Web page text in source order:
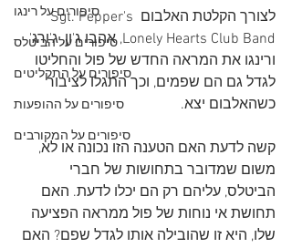
סיפורים על רינגו
סיפורים על הביטלס
סיפורים על התקליטים
סיפורים על ההופעות
סיפורים על המקורבים
לצורך הקלטת האלבום Sgt. Pepper's
Lonely Hearts Club Band, אהבו ג'ון, ג'ורג'
ורינגו את המראה החדש של פול והחליטו
לגדל גם הם שפמים, וכך התגלו לציבור
כשהאלבום יצא.
קשה לדעת האם הטענה הזו נכונה או לא,
משום שמדובר בתחושות של חברי
הביטלס, עליהם רק הם יכלו לדעת. האם
תחושת אי נוחות של פול ממראה הפציעה
שלו, היא זו שהובילה אותו לגדל שפם? האם